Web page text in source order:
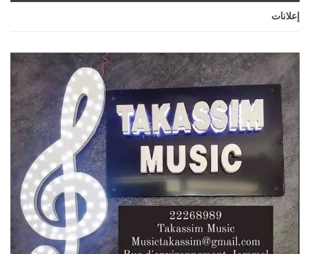
إعلانات